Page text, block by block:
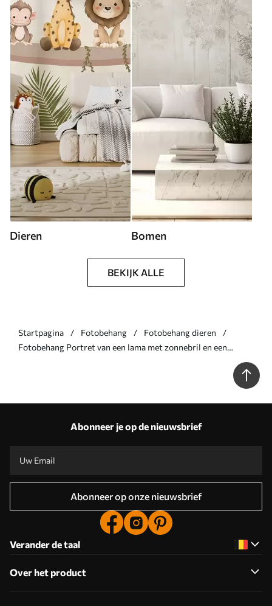
Dieren Bomen
BEKIJK ALLE
Startpagina Fotobehang
Fotobehang dieren
Fotobehang Portret van een lama met zonnebril en een
Abonneer je op de nieuwsbrief
Abonneer op onze nieuwsbrief
Verander de taal
Over het product